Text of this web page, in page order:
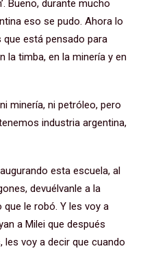
Bueno, durante mucho
eso se pudo. Ahora lo
que está pensado para
la timba, en la minería y en
minería, ni petróleo, pero
industria argentina,
esta escuela, al
devuélvanle a la
le robó. Y les voy a
a Milei que después
voy a decir que cuando